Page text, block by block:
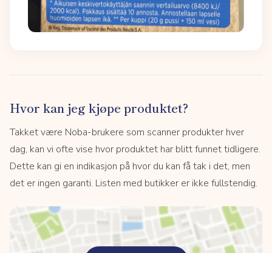
Hvor kan jeg kjøpe produktet?
Takket være Noba-brukere som scanner produkter hver
dag, kan vi ofte vise hvor produktet har blitt funnet tidligere.
Dette kan gi en indikasjon på hvor du kan få tak i det, men
det er ingen garanti. Listen med butikker er ikke fullstendig.